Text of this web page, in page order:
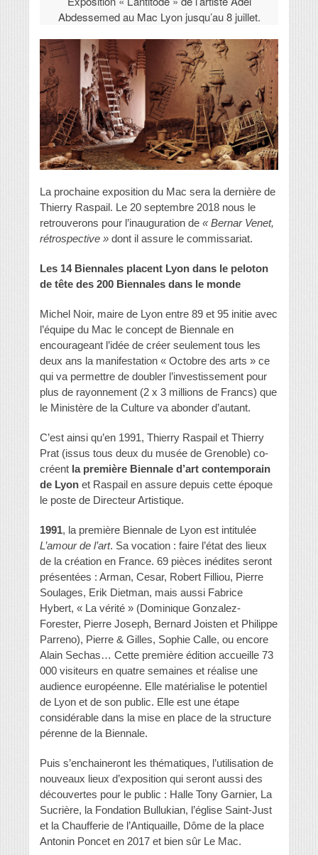
Abdessemed au Mac Lyon jusqu’au 8 juillet.
La prochaine exposition du Mac sera la dernière de
Thierry Raspail. Le 20 septembre 2018 nous le
retrouverons pour l’inauguration de « Bernar Venet,
rétrospective » dont il assure le commissariat.
Les 14 Biennales placent Lyon dans le peloton
de tête des 200 Biennales dans le monde
Michel Noir, maire de Lyon entre 89 et 95 initie avec
l’équipe du Mac le concept de Biennale en
encourageant l’idée de créer seulement tous les
deux ans la manifestation « Octobre des arts » ce
qui va permettre de doubler l’investissement pour
plus de rayonnement (2 x 3 millions de Francs) que
le Ministère de la Culture va abonder d’autant.
C’est ainsi qu’en 1991, Thierry Raspail et Thierry
Prat (issus tous deux du musée de Grenoble) co-
créent la première Biennale d’art contemporain
de Lyon et Raspail en assure depuis cette époque
le poste de Directeur Artistique.
1991, la première Biennale de Lyon est intitulée
L’amour de l’art. Sa vocation : faire l’état des lieux
de la création en France. 69 pièces inédites seront
présentées : Arman, Cesar, Robert Filliou, Pierre
Soulages, Erik Dietman, mais aussi Fabrice
Hybert, « La vérité » (Dominique Gonzalez-
Forester, Pierre Joseph, Bernard Joisten et Philippe
Parreno), Pierre & Gilles, Sophie Calle, ou encore
Alain Sechas… Cette première édition accueille 73
000 visiteurs en quatre semaines et réalise une
audience européenne. Elle matérialise le potentiel
de Lyon et de son public. Elle est une étape
considérable dans la mise en place de la structure
pérenne de la Biennale.
Puis s’enchaineront les thématiques, l’utilisation de
nouveaux lieux d’exposition qui seront aussi des
découvertes pour le public : Halle Tony Garnier, La
Sucrière, la Fondation Bullukian, l’église Saint-Just
et la Chaufferie de l’Antiquaille, Dôme de la place
Antonin Poncet en 2017 et bien sûr Le Mac.